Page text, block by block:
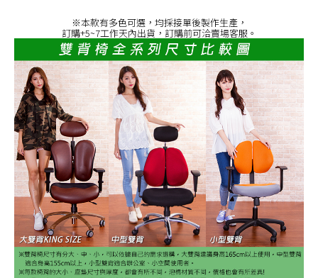
※本款有多色可選，均採接單後製作生產，
訂購+5~7工作天內出貨，訂購前可洽賣場客服。